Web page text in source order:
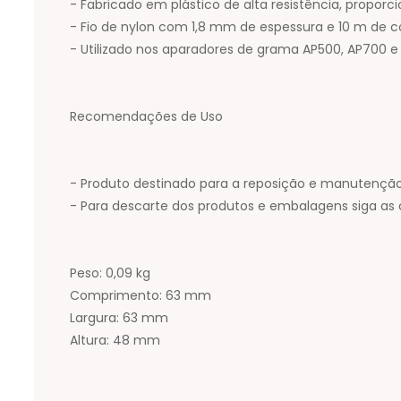
- Fabricado em plástico de alta resistência,
- Fio de nylon com 1,8 mm de espessura e 10 m de
- Utilizado nos aparadores de grama AP500, AP700
Recomendações de Uso
- Produto destinado para a reposição e
- Para descarte dos produtos e embalagens siga
Peso: 0,09 kg
Comprimento: 63 mm
Largura: 63 mm
Altura: 48 mm